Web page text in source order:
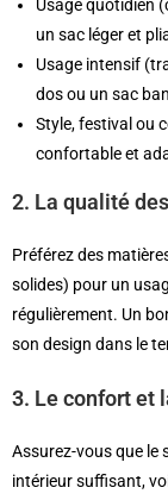
Usage quotidien
un sac léger et
Usage intensif
dos ou un sac
Style, festival ou
confortable et
2. La qualité
Préférez des
solides) pour un
régulièrement. Un
son design dans le
3. Le confort et
Assurez-vous que le
intérieur suffisant,